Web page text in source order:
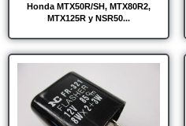
Honda MTX50R/SH, MTX80R2,
MTX125R y NSR50...